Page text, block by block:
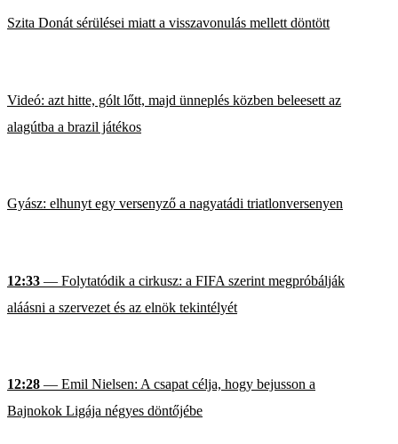
Szita Donát sérülései miatt a visszavonulás mellett döntött
Videó: azt hitte, gólt lőtt, majd ünneplés közben beleesett az
alagútba a brazil játékos
Gyász: elhunyt egy versenyző a nagyatádi triatlonversenyen
12:33 — Folytatódik a cirkusz: a FIFA szerint megpróbálják
aláásni a szervezet és az elnök tekintélyét
12:28 — Emil Nielsen: A csapat célja, hogy bejusson a
Bajnokok Ligája négyes döntőjébe